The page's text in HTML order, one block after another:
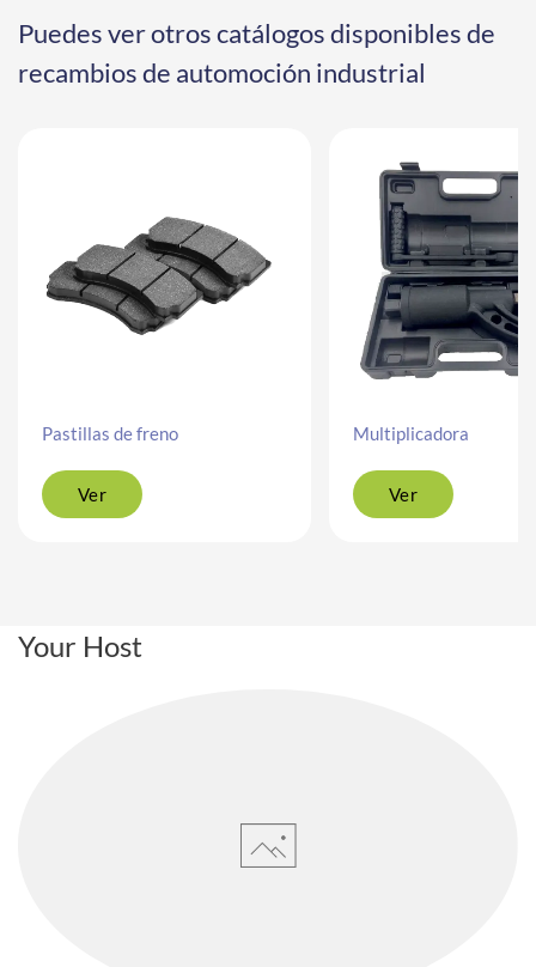
Puedes ver otros catálogos disponibles de
recambios de automoción industrial
Pastillas de freno
Ver
Multiplicadora
Ver
Your Host